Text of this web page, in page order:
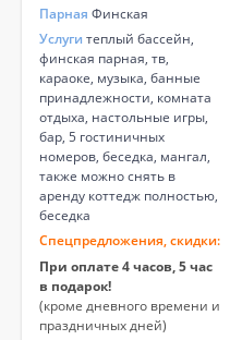
Парная Финская
Услуги теплый бассейн,
финская парная, тв,
караоке, музыка, банные
принадлежности, комната
отдыха, настольные игры,
бар, 5 гостиничных
номеров, беседка, мангал,
также можно снять в
аренду коттедж полностью,
беседка
Спецпредложения, скидки:
При оплате 4 часов, 5 час
в подарок!
(кроме дневного времени и
праздничных дней)